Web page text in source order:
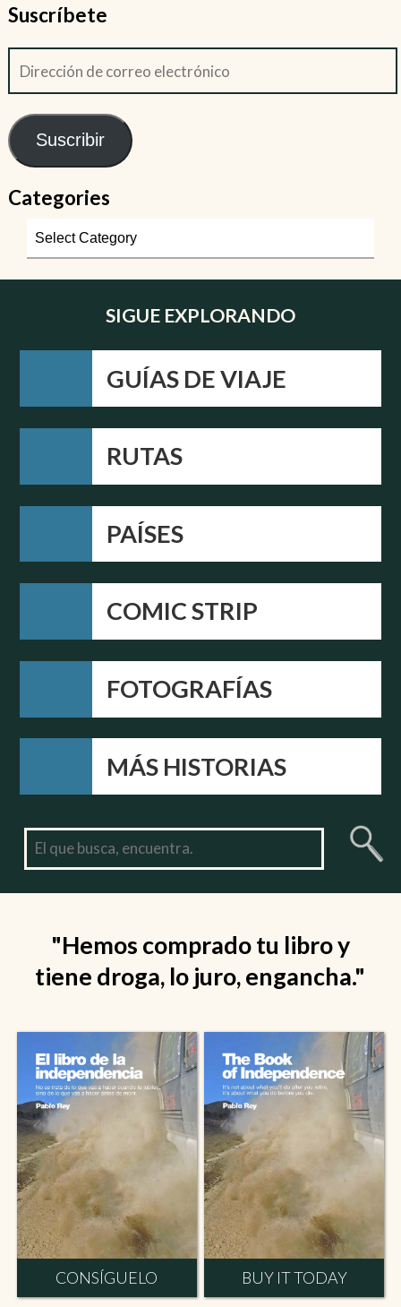
Suscríbete
Suscribir
Categories
SIGUE EXPLORANDO
GUÍAS DE VIAJE
RUTAS
PAÍSES
COMIC STRIP
FOTOGRAFÍAS
MÁS HISTORIAS
"Hemos comprado tu libro y
tiene droga, lo juro, engancha."
CONSÍGUELO BUY IT TODAY